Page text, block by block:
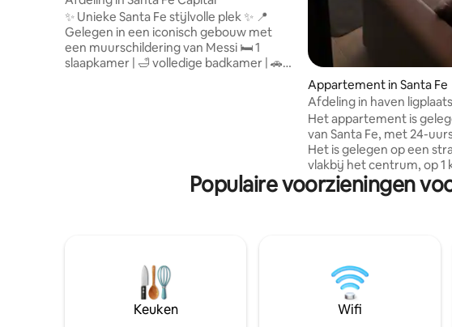
✨ Unieke Santa Fe stijlvolle plek ✨ 📍
Gelegen in een iconisch gebouw met
een muurschildering van Messi 🛏️ 1
slaapkamer | 🛁 volledige badkamer | 🚗
voetganger, winkelen, casino, Puerto
Plaza en Omnibus Terminal Feestjes zijn
Appartement in Santa Fe
Afdeling in haven
Het appartement is
van Santa Fe, met 24-
Het is gelegen op een
vlakbij het centrum, op 1
busstation, vlakbij
sanatoria, winkelcentra,
vierpits fornuis,
wasmachine,
strijkijzer, beddengoed
absoluut niets
Populaire voorzieningen
Keuken Wifi